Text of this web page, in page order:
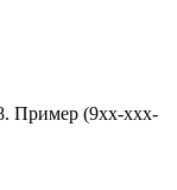
Пример (9хх-ххх-